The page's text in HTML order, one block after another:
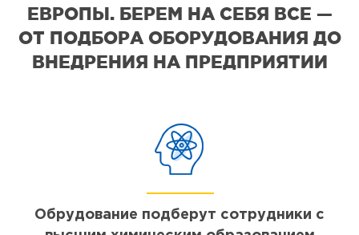
ЕВРОПЫ. БЕРЕМ НА СЕБЯ ВСЕ —
ОТ ПОДБОРА ОБОРУДОВАНИЯ ДО
ВНЕДРЕНИЯ НА ПРЕДПРИЯТИИ
Обрудование подберут сотрудники с